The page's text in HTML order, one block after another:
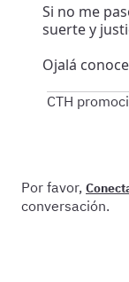
Si no me
suerte y
Ojalá
CTH
Por favor,
conversación.